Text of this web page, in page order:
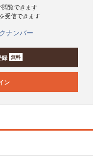
閲覧できます
受信できます
ナンバー
録 無料
ン